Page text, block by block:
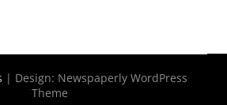
| Design: Newspaperly WordPress
Theme